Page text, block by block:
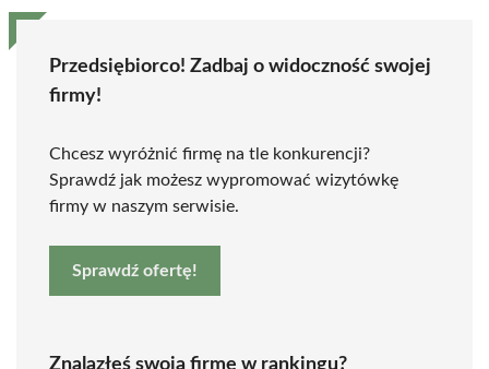
Przedsiębiorco! Zadbaj o widoczność swojej
firmy!
Chcesz wyróżnić firmę na tle konkurencji?
Sprawdź jak możesz wypromować wizytówkę
firmy w naszym serwisie.
Sprawdź ofertę!
Znalazłeś swoją firmę w rankingu?